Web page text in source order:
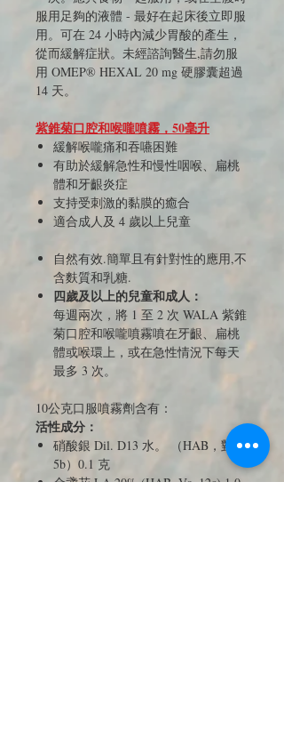
服用足夠的液體 - 最好在起床後立即服
用。 可在 24 小時內減少胃酸的產生，
從而緩解症狀。 未經諮詢醫生,請勿服
用 OMEP® HEXAL 20 mg 硬膠囊超過
14 天。
紫錐菊口腔和喉嚨噴霧，50毫升
緩解喉嚨痛和吞嚥困難
有助於緩解急性和慢性咽喉、扁桃
體和牙齦炎症
支持受刺激的黏膜的癒合
適合成人及 4 歲以上兒童
自然有效.簡單且有針對性的應用,不
含麩質和乳糖.
四歲及以上的兒童和成人：
每週兩次，將 1 至 2 次 WALA 紫錐
菊口腔和喉嚨噴霧噴在牙齦、扁桃
體或喉環上，或在急性情況下每天
最多 3 次。
10公克口服噴霧劑含有：
活性成分：
硝酸銀 Dil. D13 水。 （HAB，對比
5b）0.1 克
金盞花 LA 20% (HAB, Vs. 12c) 1.0